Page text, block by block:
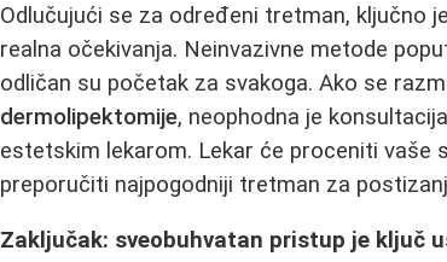
Odlučujući se za određeni tretman, ključno
realna očekivanja. Neinvazivne metode
odličan su početak za svakoga. Ako se
dermolipektomije, neophodna je
estetskim lekarom. Lekar će proceniti vaše
preporučiti najpogodniji tretman za
Zaključak: sveobuhvatan pristup je ključ